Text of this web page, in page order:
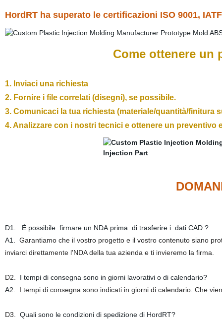
HordRT ha superato le certificazioni ISO 9001,
Come ottenere un
1. Inviaci una richiesta
2. Fornire i file correlati (disegni), se possibile.
3. Comunicaci la tua richiesta (materiale/quantità/finitura
4. Analizzare con i nostri tecnici e ottenere un preventivo
D1. È possibile firmare un NDA prima di trasferire i dati CAD ?
A1. Garantiamo che il vostro progetto e il vostro contenuto siano
inviarci direttamente l'NDA della tua azienda e ti invieremo la firma.
D2. I tempi di consegna sono in giorni lavorativi o di calendario?
A2. I tempi di consegna sono indicati in giorni di calendario. Che
D3. Quali sono le condizioni di spedizione di HordRT?